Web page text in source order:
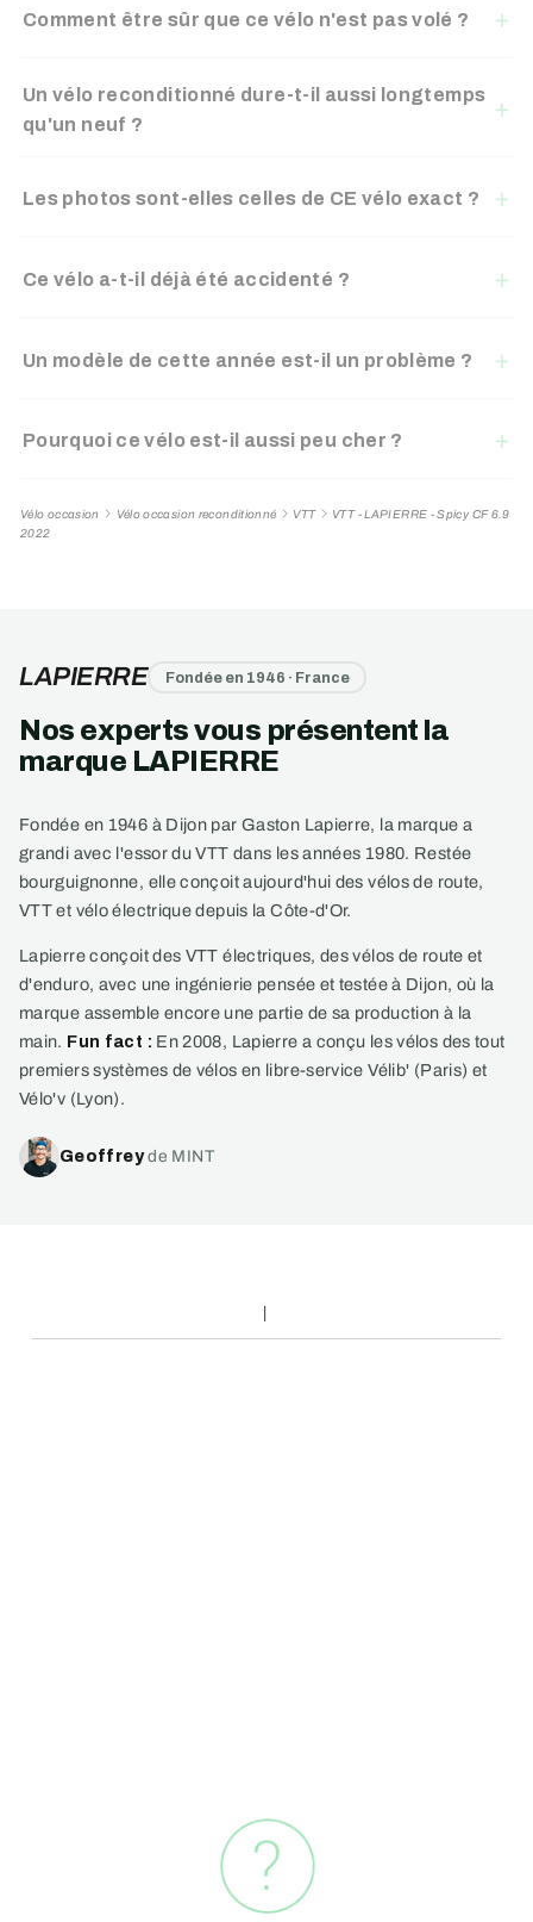
Comment être sûr que ce vélo n'est pas volé ?
Un vélo reconditionné dure-t-il aussi longtemps
qu'un neuf ?
Les photos sont-elles celles de CE vélo exact ?
Ce vélo a-t-il déjà été accidenté ?
Un modèle de cette année est-il un problème ?
Pourquoi ce vélo est-il aussi peu cher ?
Vélo occasion Vélo occasion reconditionné VTT
VTT - LAPIERRE - Spicy CF 6.9
2022
LAPIERRE Fondée en 1946 · France
Nos experts vous présentent la
marque LAPIERRE
Fondée en 1946 à Dijon par Gaston Lapierre, la marque a
grandi avec l'essor du VTT dans les années 1980. Restée
bourguignonne, elle conçoit aujourd'hui des vélos de route,
VTT et vélo électrique depuis la Côte-d'Or.
Lapierre conçoit des VTT électriques, des vélos de route et
d'enduro, avec une ingénierie pensée et testée à Dijon, où la
marque assemble encore une partie de sa production à la
main. Fun fact : En 2008, Lapierre a conçu les vélos des tout
premiers systèmes de vélos en libre-service Vélib' (Paris) et
Vélo'v (Lyon).
Geoffrey de MINT